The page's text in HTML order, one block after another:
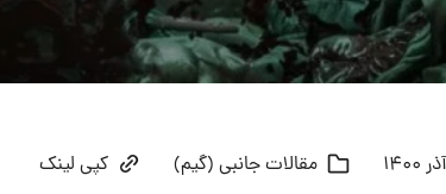
مقالات جانبی (گیم) کپی لینک